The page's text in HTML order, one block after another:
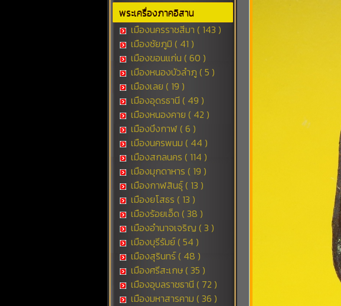
พระเครื่องภาคอิสาน
เมืองนครราชสีมา ( 143 )
เมืองชัยภูมิ ( 41 )
เมืองขอนแก่น ( 60 )
เมืองหนองบัวลำภู ( 5 )
เมืองเลย ( 19 )
เมืองอุดรธานี ( 49 )
เมืองหนองคาย ( 42 )
เมืองบึงกาฬ ( 6 )
เมืองนครพนม ( 44 )
เมืองสกลนคร ( 114 )
เมืองมุกดาหาร ( 19 )
เมืองกาฬสินธุ์ ( 13 )
เมืองยโสธร ( 13 )
เมืองร้อยเอ็ด ( 38 )
เมืองอำนาจเจริญ ( 3 )
เมืองบุรีรัมย์ ( 54 )
เมืองสุรินทร์ ( 48 )
เมืองศรีสะเกษ ( 35 )
เมืองอุบลราชธานี ( 72 )
เมืองมหาสารคาม ( 36 )